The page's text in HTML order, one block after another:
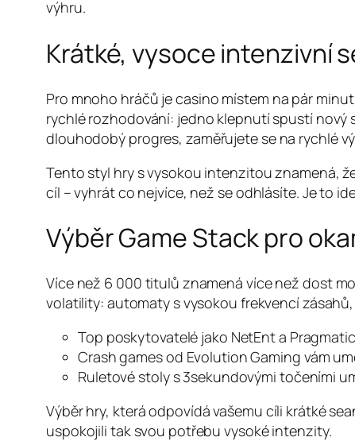
výhru.
Krátké, vysoce intenzivní
Pro mnoho hráčů je casino místem na pár
rychlé rozhodování: jedno klepnutí spustí
dlouhodobý progres, zaměřujete se na rychlé
Tento styl hry s vysokou intenzitou znamená,
cíl – vyhrát co nejvíce, než se odhlásíte. Je to
Výběr Game Stack pro
Více než 6 000 titulů znamená více než dost
volatility: automaty s vysokou frekvencí
Top poskytovatelé jako NetEnt a
Crash games od Evolution Gaming vám
Ruletové stoly s 3sekundovými točeními
Výběr hry, která odpovídá vašemu cíli krátké
uspokojili tak svou potřebu vysoké intenzity.